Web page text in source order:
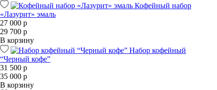
Кофейный набор
«Лазурит» эмаль
27 000 р
29 700 р
В корзину
Набор кофейный
“Черный кофе”
31 500 р
35 000 р
В корзину